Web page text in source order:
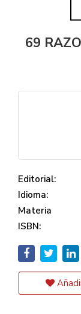
69
Editorial:
Idioma:
Materia
ISBN: